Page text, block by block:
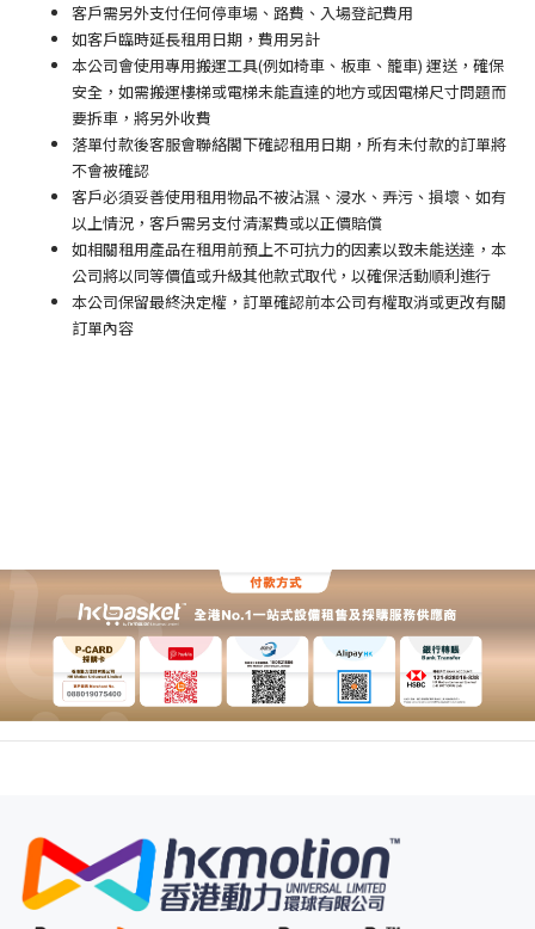
客戶需另外支付任何停車場 、路費、入場登記費用
如客戶臨時延長租用日期，費用另計
本公司會使用專用搬運工具(例如椅車、板車、籠車) 運送，確保
安全，如需搬運樓梯或電梯未能直達的地方或因電梯尺寸問題而
要拆車，將另外收費
落單付款後客服會聯絡閣下確認租用日期，所有未付款的訂單將
不會被確認
客戶必須妥善使用租用物品不被沾濕、浸水、弄污、損壞、如有
以上情況，客戶需另支付清潔費或以正價賠償
如相關租用產品在租用前預上不可抗力的因素以致未能送達，本
公司將以同等價值或升級其他款式取代，以確保活動順利進行
本公司保留最終決定權，訂單確認前本公司有權取消或更改有關
訂單內容